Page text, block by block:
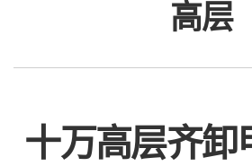
高层
十万高层齐卸